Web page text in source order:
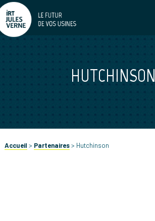
HUTCHINSON
Accueil > Partenaires> Hutchinson